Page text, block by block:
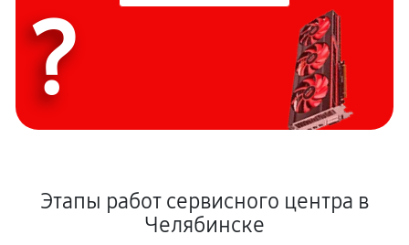
?
Этапы работ сервисного центра в
Челябинске